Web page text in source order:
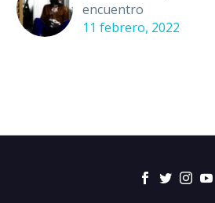
encuentro
11 febrero, 2022